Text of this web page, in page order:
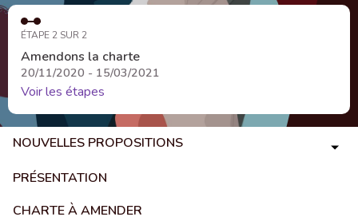
ÉTAPE 2 SUR 2
Amendons la charte
20/11/2020 - 15/03/2021
Voir les étapes
NOUVELLES PROPOSITIONS
PRÉSENTATION
CHARTE À AMENDER